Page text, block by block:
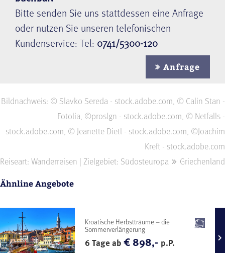
Bitte senden Sie uns stattdessen eine Anfrage
oder nutzen Sie unseren telefonischen
Kundenservice: Tel: 0741/5300-120
Anfrage
Bildnachweis: © Slavko Sereda - stock.adobe.com, © Calin Stan -
Fotolia, ©proslgn - stock.adobe.com, © Netfalls -
stock.adobe.com, © Jeanette Dietl - stock.adobe.com, ©Joachim
Kreft - stock.adobe.com
Reiseart: Wanderreisen | Zielgebiet: Südosteuropa
Griechenland
Ähnline Angebote
Kroatische Herbstträume – die
Sommerverlängerung
6 Tage ab€ 898,- p.P.